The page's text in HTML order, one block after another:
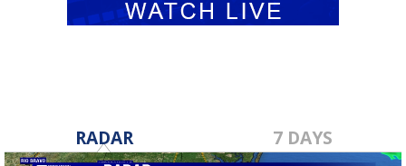
RADAR 7 DAYS